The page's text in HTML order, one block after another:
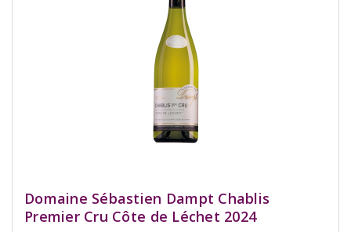
Domaine Sébastien Dampt Chablis
Premier Cru Côte de Léchet 2024